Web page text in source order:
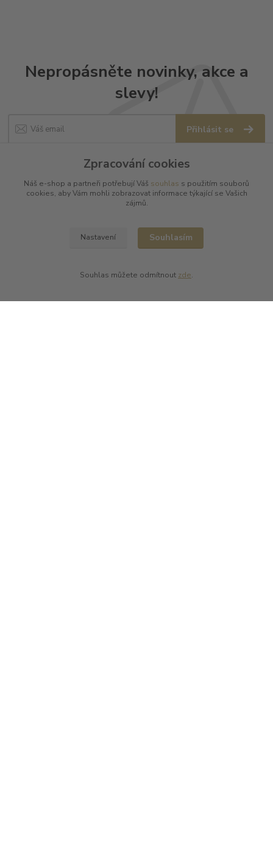
Nepropásněte novinky, akce a
slevy!
Přihlásit se
Můžete se kdykoli odhlásit. Zasíláme jednou za 14 dní.
Informace pro zákazníky
Zpracování cookies
Náš e-shop a partneři potřebují Váš souhlas s použitím souborů
cookies, aby Vám mohli zobrazovat informace týkající se Vašich
zájmů.
Nastavení Souhlasím
Souhlas můžete odmítnout zde.